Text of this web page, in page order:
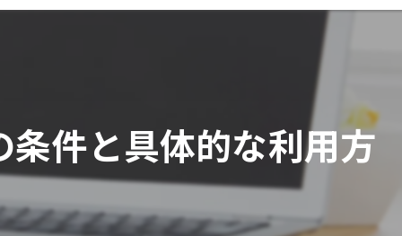
ラポール石津川 就労継続支援B型事業所
ラポール浜寺石津 就労継続支援B型事業所
件と具体的な利用方